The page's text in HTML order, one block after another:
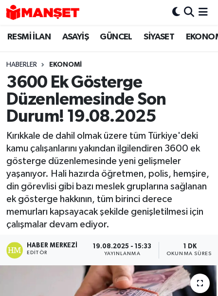
RESMİ İLAN ASAYİŞ GÜNCEL SİYASET
HABERLER EKONOMİ
3600 Ek Gösterge
Düzenlemesinde Son
Durum! 19.08.2025
Kırıkkale de dahil olmak üzere tüm Türkiye'deki
kamu çalışanlarını yakından ilgilendiren 3600 ek
gösterge düzenlemesinde yeni gelişmeler
yaşanıyor. Hali hazırda öğretmen, polis, hemşire,
din görevlisi gibi bazı meslek gruplarına sağlanan
ek gösterge hakkının, tüm birinci derece
memurları kapsayacak şekilde genişletilmesi için
çalışmalar devam ediyor.
HABER MERKEZI
EDITÖR
19.08.2025 - 15:33
YAYINLANMA
1 DK
OKUNMA SÜRESI
Hava Durumu
Trafik Durumu
Süper Lig Puan Durumu ve Fikstür
Tüm Manşetler
Son Dakika Haberleri
Haber Arşivi